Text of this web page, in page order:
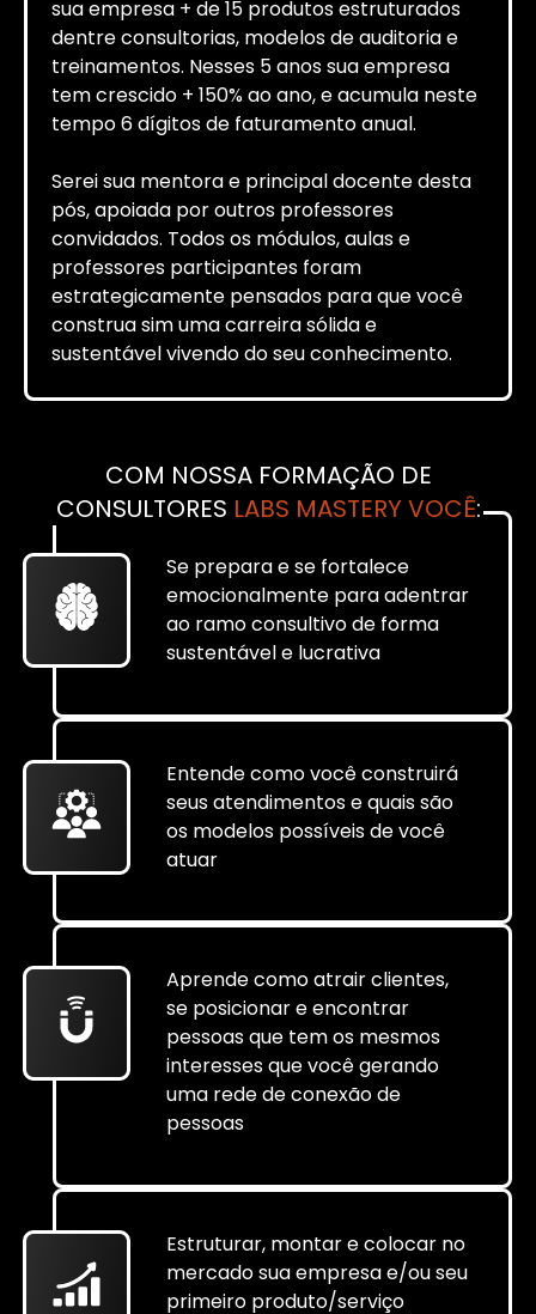
sua empresa + de 15 produtos estruturados
dentre consultorias, modelos de auditoria e
treinamentos. Nesses 5 anos sua empresa
tem crescido + 150% ao ano, e acumula neste
tempo 6 dígitos de faturamento anual.
Serei sua mentora e principal docente desta
pós, apoiada por outros professores
convidados. Todos os módulos, aulas e
professores participantes foram
estrategicamente pensados para que você
construa sim uma carreira sólida e
sustentável vivendo do seu conhecimento.
COM NOSSA FORMAÇÃO DE
CONSULTORES LABS MASTERY VOCÊ:
Se prepara e se fortalece
emocionalmente para adentrar
ao ramo consultivo de forma
sustentável e lucrativa
Entende como você construirá
seus atendimentos e quais são
os modelos possíveis de você
atuar
Aprende como atrair clientes,
se posicionar e encontrar
pessoas que tem os mesmos
interesses que você gerando
uma rede de conexão de
pessoas
Estruturar, montar e colocar no
mercado sua empresa e/ou seu
primeiro produto/serviço